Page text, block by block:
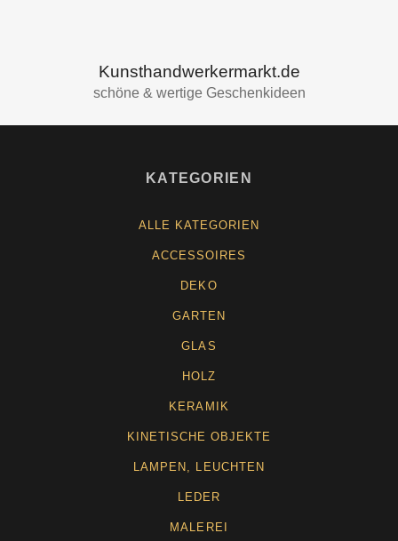
Kunsthandwerkermarkt.de
schöne & wertige Geschenkideen
KATEGORIEN
ALLE KATEGORIEN
ACCESSOIRES
DEKO
GARTEN
GLAS
HOLZ
KERAMIK
KINETISCHE OBJEKTE
LAMPEN, LEUCHTEN
LEDER
MALEREI